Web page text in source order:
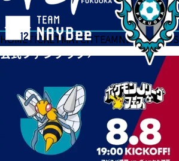
HOMETICKETMATCHTEAMNEWSGOODS